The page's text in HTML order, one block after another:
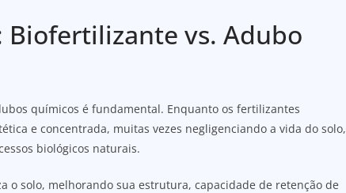
Biofertilizante vs. Adubo
químicos é fundamental. Enquanto os fertilizantes
e concentrada, muitas vezes negligenciando a vida do solo,
biológicos naturais.
o solo, melhorando sua estrutura, capacidade de retenção de